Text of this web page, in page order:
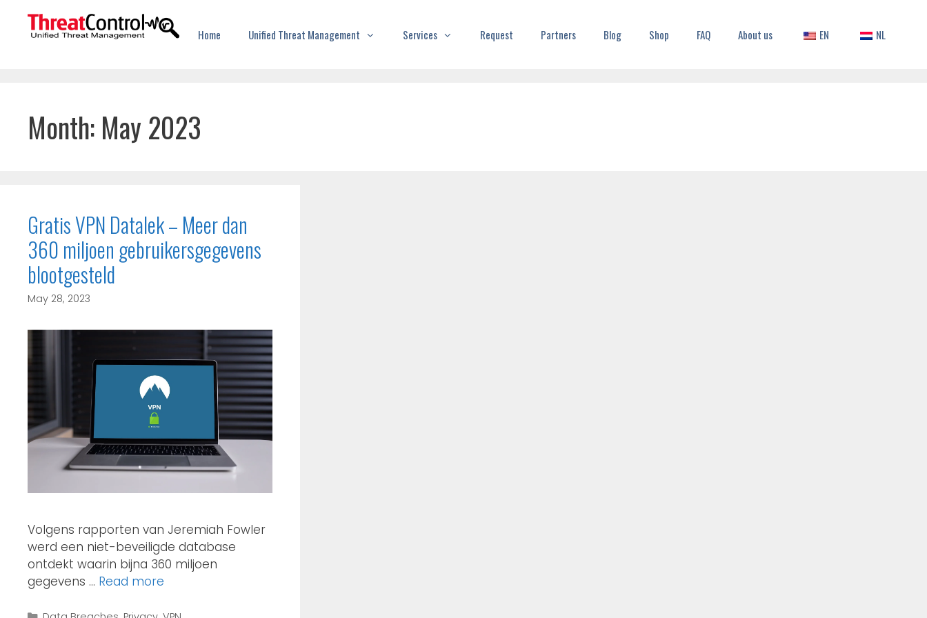
Home Unified Threat Management Services Request Partners Blog Shop FAQ About us EN NL
Month: May 2023
Gratis VPN Datalek – Meer dan
360 miljoen gebruikersgegevens
blootgesteld
May 28, 2023
Volgens rapporten van Jeremiah Fowler
werd een niet-beveiligde database
ontdekt waarin bijna 360 miljoen
gegevens … Read more